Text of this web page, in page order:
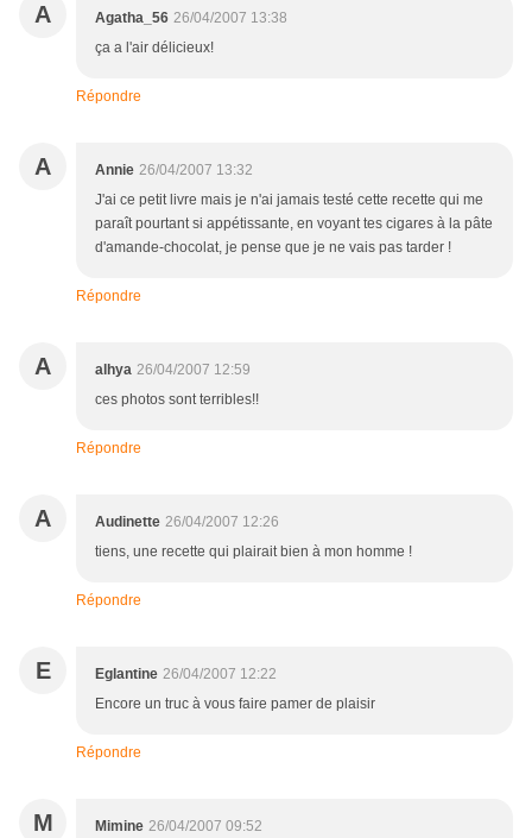
A Agatha_56 26/04/2007 13:38
ça a l'air délicieux!
Répondre
A Annie 26/04/2007 13:32
J'ai ce petit livre mais je n'ai jamais testé cette recette qui me
paraît pourtant si appétissante, en voyant tes cigares à la pâte
d'amande-chocolat, je pense que je ne vais pas tarder !
Répondre
A alhya 26/04/2007 12:59
ces photos sont terribles!!
Répondre
A Audinette 26/04/2007 12:26
tiens, une recette qui plairait bien à mon homme !
Répondre
E Eglantine 26/04/2007 12:22
Encore un truc à vous faire pamer de plaisir
Répondre
M Mimine 26/04/2007 09:52